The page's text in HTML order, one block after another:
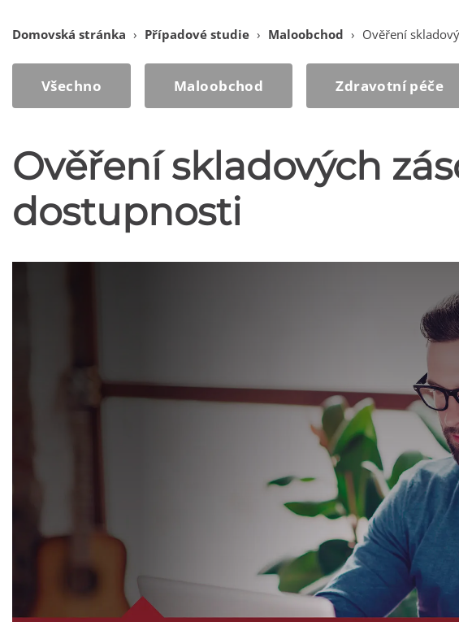
Domovská stránka › Případové studie › Maloobchod › Ověření
Všechno Maloobchod Zdravotní péče
Ověření skladových
dostupnosti